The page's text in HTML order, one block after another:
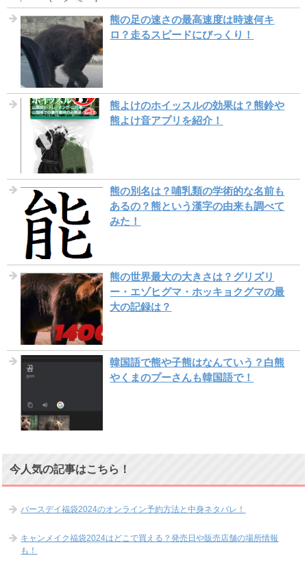
熊の足の速さの最高速度は時速何キ
ロ？走るスピードにびっくり！
熊よけのホイッスルの効果は？熊鈴や
熊よけ音アプリを紹介！
熊の別名は？哺乳類の学術的な名前も
あるの？熊という漢字の由来も調べて
みた！
熊の世界最大の大きさは？グリズリ
ー・エゾヒグマ・ホッキョクグマの最
大の記録は？
韓国語で熊や子熊はなんていう？白熊
やくまのプーさんも韓国語で！
今人気の記事はこちら！
バースデイ福袋2024のオンライン予約方法と中身ネタバレ！
キャンメイク福袋2024はどこで買える？発売日や販売店舗の場所情報
も！